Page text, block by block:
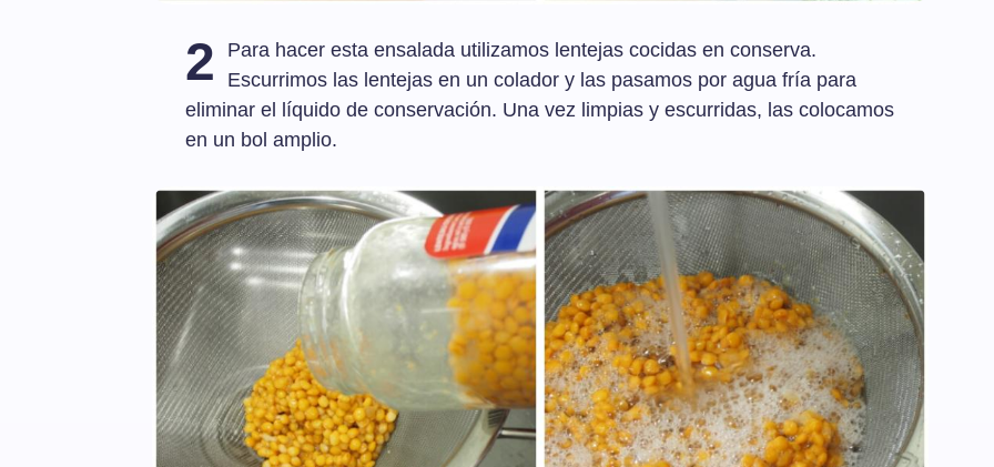
2
Para hacer esta ensalada utilizamos lentejas cocidas en conserva.
Escurrimos las lentejas en un colador y las pasamos por agua fría para
eliminar el líquido de conservación. Una vez limpias y escurridas, las colocamos
en un bol amplio.